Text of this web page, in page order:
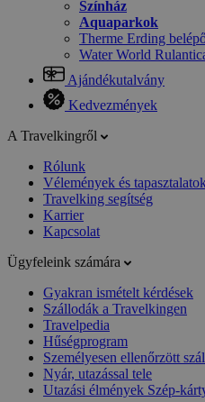
Színház
Aquaparkok
Therme Erding
Water World
Ajándékutalvány
Kedvezmények
A Travelkingről
Rólunk
Vélemények és
Travelking segítség
Karrier
Kapcsolat
Ügyfeleink számára
Gyakran ismételt kérdések
Szállodák a Travelkingen
Travelpedia
Hűségprogram
Személyesen ellenőrzött
Nyár, utazással tele
Utazási élmények Szép-